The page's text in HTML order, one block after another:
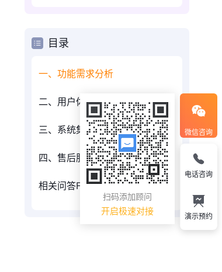
目录
一、功能需求分析
二、用户体验
三、系统集成能力
四、售后服务支持
相关问答FAQs：
微信咨询
扫码添加顾问
开启极速对接
电话咨询
演示预约